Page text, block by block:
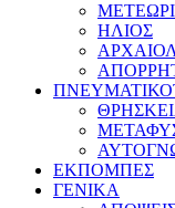
ΗΛΙΟΣ
ΕΚΠΟΜΠΕΣ
ΓΕΝΙΚΑ